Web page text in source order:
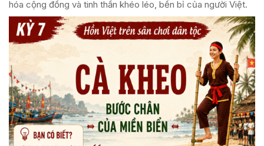
hóa cộng đồng và tinh thần khéo léo, bền bỉ của người Việt.